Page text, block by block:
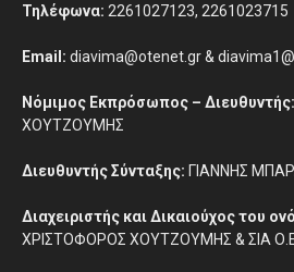
Τηλέφωνα: 2261027123, 2261023715
Email: diavima@otenet.gr &
Νόμιμος Εκπρόσωπος – Διευθυντής:
ΧΟΥΤΖΟΥΜΗΣ
Διευθυντής Σύνταξης: ΓΙΑΝΝΗΣ
Διαχειριστής και Δικαιούχος του
ΧΡΙΣΤΟΦΟΡΟΣ ΧΟΥΤΖΟΥΜΗΣ & ΣΙΑ